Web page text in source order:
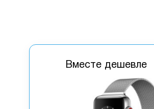
Вместе дешевле